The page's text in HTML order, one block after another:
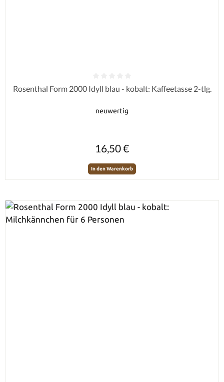
Durchschnittliche Bewertung von 0 von 5 Sternen
Rosenthal Form 2000 Idyll blau - kobalt: Kaffeetasse 2-tlg.
neuwertig
16,50 €
In den Warenkorb